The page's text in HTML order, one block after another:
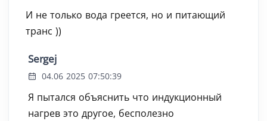
И не только вода греется, но и питающий
транс ))
Sergej
04.06 2025 07:50:39
Я пытался объяснить что индукционный
нагрев это другое, бесполезно